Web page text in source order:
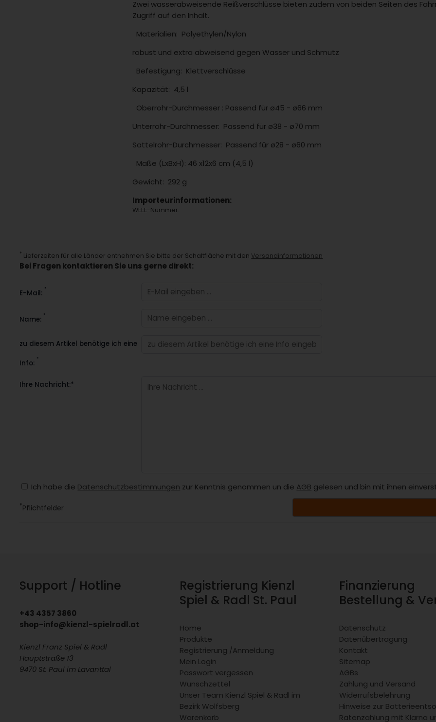
Zwei wasserabweisende Reißverschlüsse bieten zudem von beiden Seiten des
Zugriff auf den Inhalt.
Materialien: Polyethylen/Nylon
robust und extra abweisend gegen Wasser und Schmutz
Befestigung: Klettverschlüsse
Kapazität: 4,5 l
Oberrohr-Durchmesser : Passend für ø45 - ø66 mm
Unterrohr-Durchmesser: Passend für ø38 - ø70 mm
Sattelrohr-Durchmesser: Passend für ø28 - ø60 mm
Maße (LxBxH): 46 x12x6 cm (4,5 l)
Gewicht: 292 g
Importeurinformationen:
WEEE-Nummer:
* Lieferzeiten für alle Länder entnehmen Sie bitte der Schaltfläche mit den Versandinformationen
Bei Fragen kontaktieren Sie uns gerne direkt:
E-Mail: *
Name: *
zu diesem Artikel benötige ich eine
Info: *
Ihre Nachricht:*
Ich habe die Datenschutzbestimmungen zur Kenntnis genommen un die AGB gelesen und bin mit ihnen
*Pflichtfelder
Support / Hotline
+43 4357 3860
shop-info@kienzl-spielradl.at
Kienzl Franz Spiel & Radl
Hauptstraße 13
9470 St. Paul im Lavanttal
Registrierung Kienzl
Spiel & Radl St. Paul
Home
Produkte
Registrierung /Anmeldung
Mein Login
Passwort vergessen
Wunschzettel
Unser Team Kienzl Spiel & Radl im
Bezirk Wolfsberg
Warenkorb
Finanzierung
Bestellung &
Datenschutz
Datenübertragung
Kontakt
Sitemap
AGBs
Zahlung und Versand
Widerrufsbelehrung
Hinweise zur
Ratenzahlung mit Klarna